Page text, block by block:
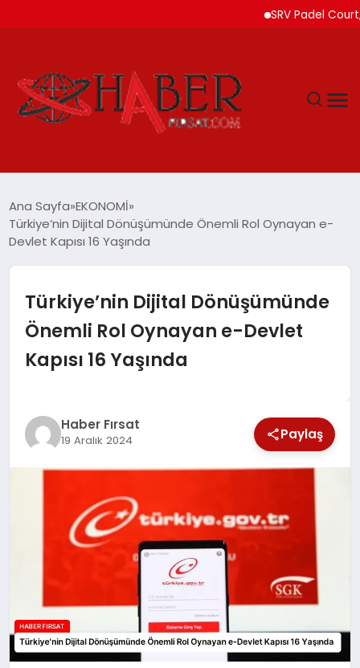
SRV Padel Court,
SPOR
TEKNOLOJİ
SAĞLIK
MAGAZİN
Ana Sayfa EKONOMİ
Türkiye’nin Dijital Dönüşümünde Önemli Rol Oynayan e-
Devlet Kapısı 16 Yaşında
Türkiye’nin Dijital Dönüşümünde
Önemli Rol Oynayan e-Devlet
Kapısı 16 Yaşında
Haber Fırsat
19 Aralık 2024 Paylaş